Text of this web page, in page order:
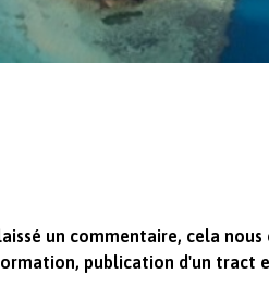
un commentaire, cela
publication d'un tract